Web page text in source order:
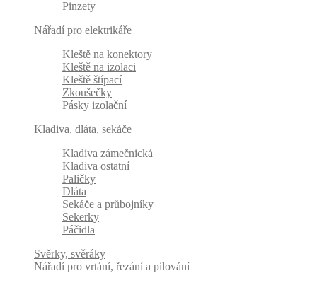
Pinzety
Nářadí pro elektrikáře
Kleště na konektory
Kleště na izolaci
Kleště štípací
Zkoušečky
Pásky izolační
Kladiva, dláta, sekáče
Kladiva zámečnická
Kladiva ostatní
Paličky
Dláta
Sekáče a průbojníky
Sekerky
Páčidla
Svěrky, svěráky
Nářadí pro vrtání, řezání a pilování